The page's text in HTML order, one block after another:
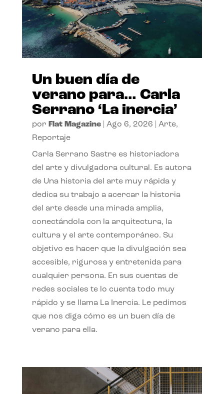
Un buen día de
verano para… Carla
Serrano ‘La inercia’
por Flat Magazine| Ago 6, 2026 Arte,
Reportaje
Carla Serrano Sastre es historiadora
del arte y divulgadora cultural. Es autora
de Una historia del arte muy rápida y
dedica su trabajo a acercar la historia
del arte desde una mirada amplia,
conectándola con la arquitectura, la
cultura y el arte contemporáneo. Su
objetivo es hacer que la divulgación sea
accesible, rigurosa y entretenida para
cualquier persona. En sus cuentas de
redes sociales te lo cuenta todo muy
rápido y se llama La Inercia. Le pedimos
que nos diga cómo es un buen día de
verano para ella.